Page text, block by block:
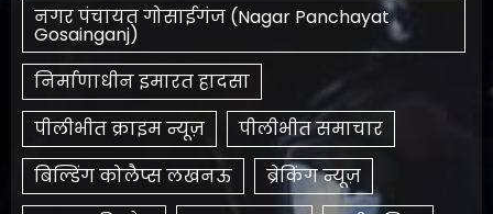
नगर पंचायत गोसाईगंज (Nagar Panchayat
Gosainganj)
निर्माणाधीन इमारत हादसा
पीलीभीत क्राइम न्यूज़
पीलीभीत समाचार
बिल्डिंग कोलैप्स लखनऊ
ब्रेकिंग न्यूज़